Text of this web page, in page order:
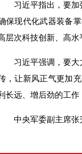
习近平指出，要加强
保现代化武器装备
层次科技创新、高水
习近平强调，要大力
，让新风正气更加
长远、增后劲的工作
中央军委副主席张